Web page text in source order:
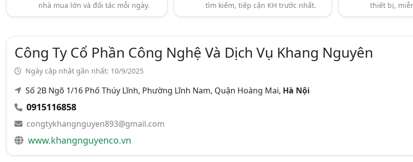
nhà mua lớn và đối tác mỗi ngày.
tìm kiếm, tiếp cận KH trước nhất.
thiết bị,
Công Ty Cổ Phần Công Nghệ Và Dịch Vụ Khang Nguyên
Ngày cập nhật gần nhất: 10/9/2025
Số 2B Ngõ 1/16 Phố Thúy Lĩnh, Phường Lĩnh Nam, Quận Hoàng Mai, Hà Nội
0915116858
congtykhangnguyen893@gmail.com
www.khangnguyenco.vn